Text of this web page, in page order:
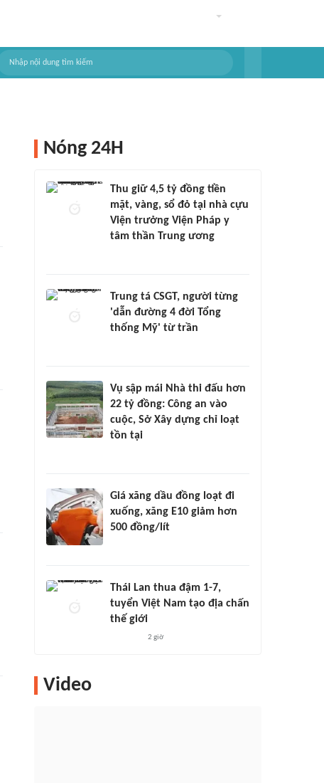
Nóng 24H
Thu giữ 4,5 tỷ đồng tiền
mặt, vàng, sổ đỏ tại nhà cựu
Viện trưởng Viện Pháp y
tâm thần Trung ương
Trung tá CSGT, người từng
'dẫn đường 4 đời Tổng
thống Mỹ' từ trần
Vụ sập mái Nhà thi đấu hơn
22 tỷ đồng: Công an vào
cuộc, Sở Xây dựng chỉ loạt
tồn tại
Giá xăng dầu đồng loạt đi
xuống, xăng E10 giảm hơn
500 đồng/lít
Thái Lan thua đậm 1-7,
tuyển Việt Nam tạo địa chấn
thế giới
2 giờ
Video